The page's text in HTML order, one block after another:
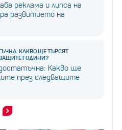
реклама и липса на
развитието на
КАКВО ЩЕ ТЪРСЯТ
ГОДИНИ?
Какво ще
през следващите